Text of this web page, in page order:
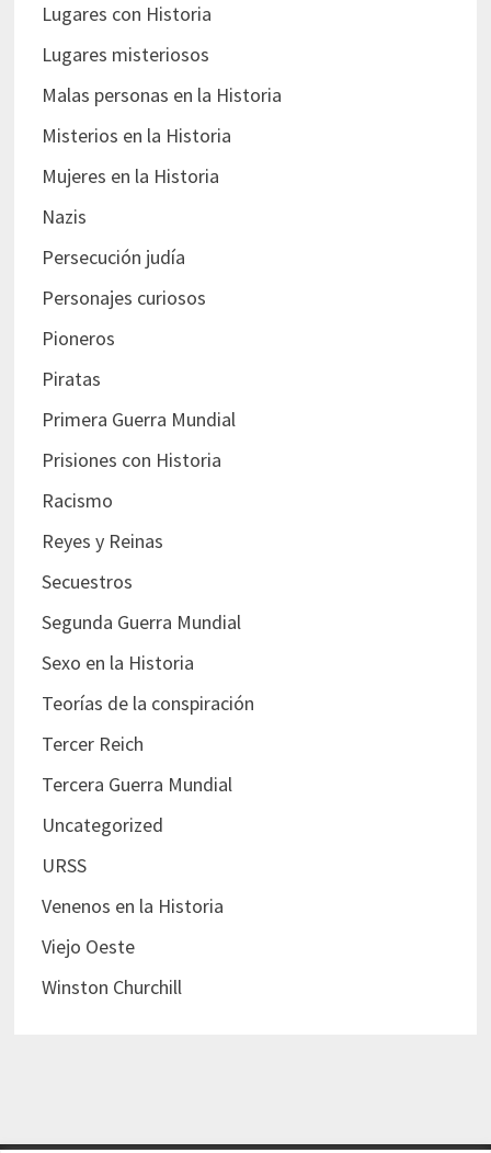
Lugares con Historia
Lugares misteriosos
Malas personas en la Historia
Misterios en la Historia
Mujeres en la Historia
Nazis
Persecución judía
Personajes curiosos
Pioneros
Piratas
Primera Guerra Mundial
Prisiones con Historia
Racismo
Reyes y Reinas
Secuestros
Segunda Guerra Mundial
Sexo en la Historia
Teorías de la conspiración
Tercer Reich
Tercera Guerra Mundial
Uncategorized
URSS
Venenos en la Historia
Viejo Oeste
Winston Churchill